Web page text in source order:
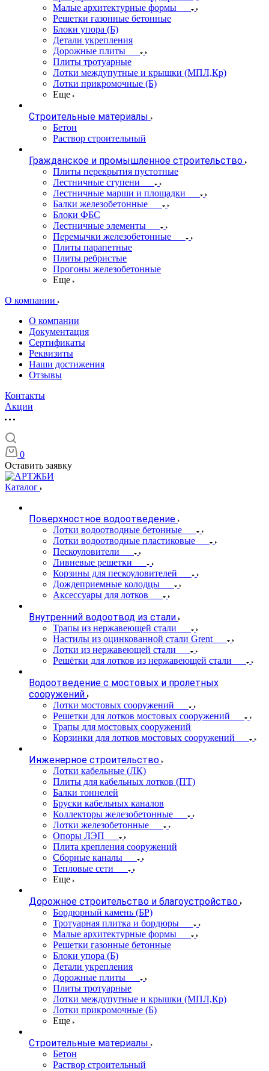
Малые архитектурные формы
Решетки газонные бетонные
Блоки упора (Б)
Детали укрепления
Дорожные плиты
Плиты тротуарные
Лотки междупутные и крышки (МПЛ,Кр)
Лотки прикромочные (Б)
Еще
Строительные материалы
Бетон
Раствор строительный
Гражданское и промышленное строительство
Плиты перекрытия пустотные
Лестничные ступени
Лестничные марши и площадки
Балки железобетонные
Блоки ФБС
Лестничные элементы
Перемычки железобетонные
Плиты парапетные
Плиты ребристые
Прогоны железобетонные
Еще
О компании
О компании
Документация
Сертификаты
Реквизиты
Наши достижения
Отзывы
Контакты
Акции
0
Оставить заявку
Каталог
Поверхностное водоотведение
Лотки водоотводные бетонные
Лотки водоотводные пластиковые
Пескоуловители
Ливневые решетки
Корзины для пескоуловителей
Дождеприемные колодцы
Аксессуары для лотков
Внутренний водоотвод из стали
Трапы из нержавеющей стали
Настилы из оцинкованной стали Grent
Лотки из нержавеющей стали
Решётки для лотков из нержавеющей стали
Водоотведение с мостовых и пролетных
сооружений
Лотки мостовых сооружений
Решетки для лотков мостовых сооружений
Трапы для мостовых сооружений
Корзинки для лотков мостовых сооружений
Инженерное строительство
Лотки кабельные (ЛК)
Плиты для кабельных лотков (ПТ)
Балки тоннелей
Бруски кабельных каналов
Коллекторы железобетонные
Лотки железобетонные
Опоры ЛЭП
Плита крепления сооружений
Сборные каналы
Тепловые сети
Еще
Дорожное строительство и благоустройство
Бордюрный камень (БР)
Тротуарная плитка и бордюры
Малые архитектурные формы
Решетки газонные бетонные
Блоки упора (Б)
Детали укрепления
Дорожные плиты
Плиты тротуарные
Лотки междупутные и крышки (МПЛ,Кр)
Лотки прикромочные (Б)
Еще
Строительные материалы
Бетон
Раствор строительный